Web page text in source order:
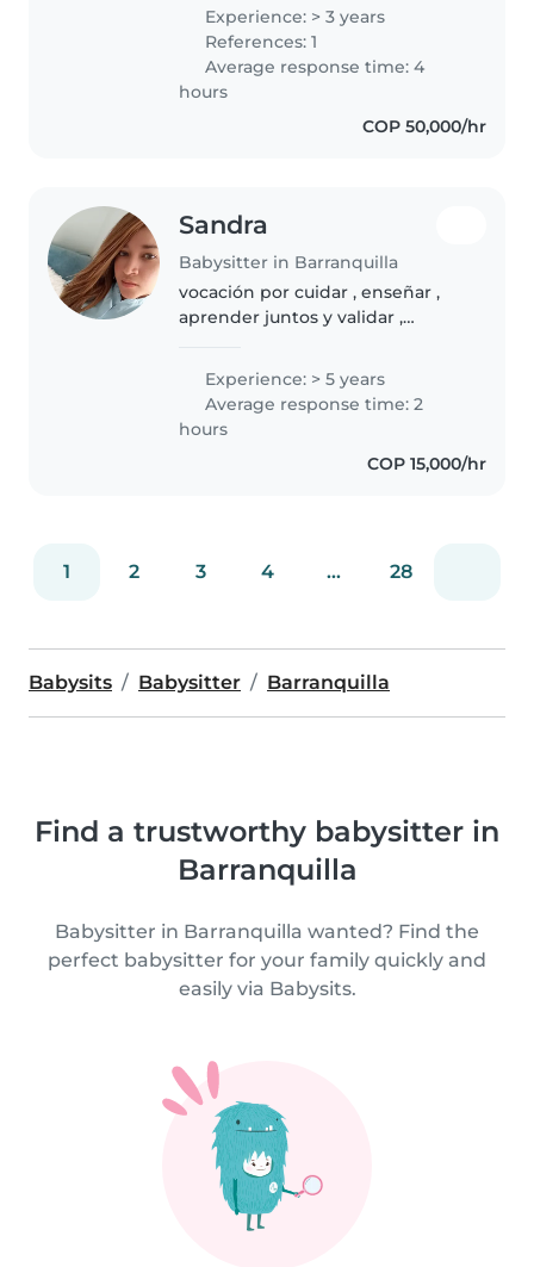
edades, desde bebés hasta niños
en edad escolar. Soy
responsable, paciente y muy
amigable. Cuento..
Experience: > 3 years
References: 1
Average response time: 4
hours
COP 50,000/hr
Sandra
Babysitter in Barranquilla
vocación por cuidar , enseñar ,
aprender juntos y validar ,
para manejar cada situación que
se presente.
Experience: > 5 years
Average response time: 2
hours
COP 15,000/hr
1 2 3 4 ... 28
Babysits Babysitter Barranquilla
Find a trustworthy babysitter in
Barranquilla
Babysitter in Barranquilla wanted? Find the
perfect babysitter for your family quickly and
easily via Babysits.